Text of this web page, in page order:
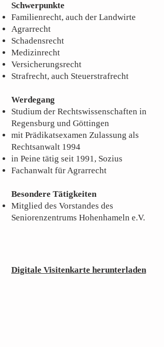
Schwerpunkte
Familienrecht, auch der Landwirte
Agrarrecht
Schadensrecht
Medizinrecht
Versicherungsrecht
Strafrecht, auch Steuerstrafrecht
Werdegang
Studium der Rechtswissenschaften in
Regensburg und Göttingen
mit Prädikatsexamen Zulassung als
Rechtsanwalt 1994
in Peine tätig seit 1991, Sozius
Fachanwalt für Agrarrecht
Besondere Tätigkeiten
Mitglied des Vorstandes des
Seniorenzentrums Hohenhameln e.V.
Digitale Visitenkarte herunterladen